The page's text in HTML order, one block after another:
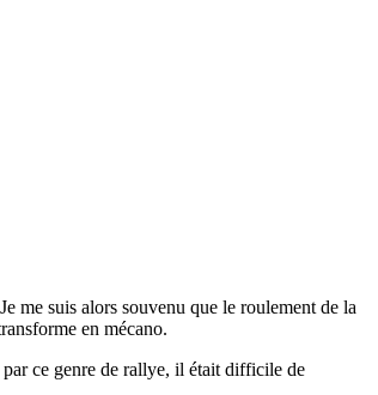
me suis alors souvenu que le roulement de la
en mécano.
par ce genre de rallye, il était difficile de